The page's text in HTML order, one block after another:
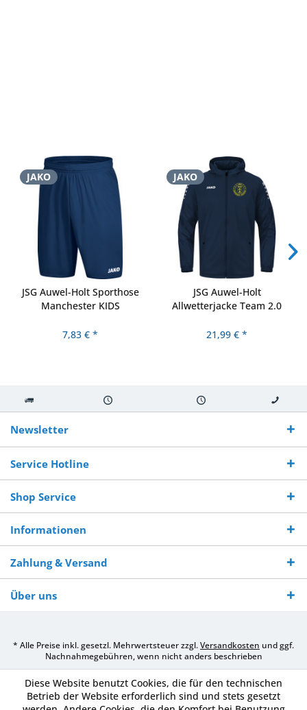
JAKO
JSG Auwel-Holt Sporthose
Manchester KIDS
7,83 € *
JAKO
JSG Auwel-Holt
Allwetterjacke Team 2.0
21,99 € *
Kostenloser
Versand ab €
250,-
Versand innerhalb von Versand von So erreichen
Sie uns 0160
970 511 90
Newsletter
Service Hotline
Shop Service
Informationen
Zahlung & Versand
Über uns
* Alle Preise inkl. gesetzl. Mehrwertsteuer zzgl.Versandkosten und ggf.
Nachnahmegebühren, wenn nicht anders beschrieben
Diese Website benutzt Cookies, die für den technischen
Betrieb der Website erforderlich sind und stets gesetzt